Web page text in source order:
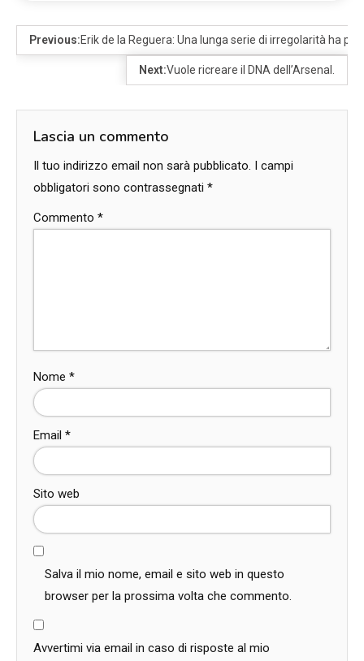
Previous:Erik de la Reguera: Una lunga serie di irregolarità ha
Next:Vuole ricreare il DNA dell’Arsenal.
Lascia un commento
Il tuo indirizzo email non sarà pubblicato. I campi
obbligatori sono contrassegnati *
Commento *
Nome *
Email *
Sito web
Salva il mio nome, email e sito web in questo
browser per la prossima volta che commento.
Avvertimi via email in caso di risposte al mio